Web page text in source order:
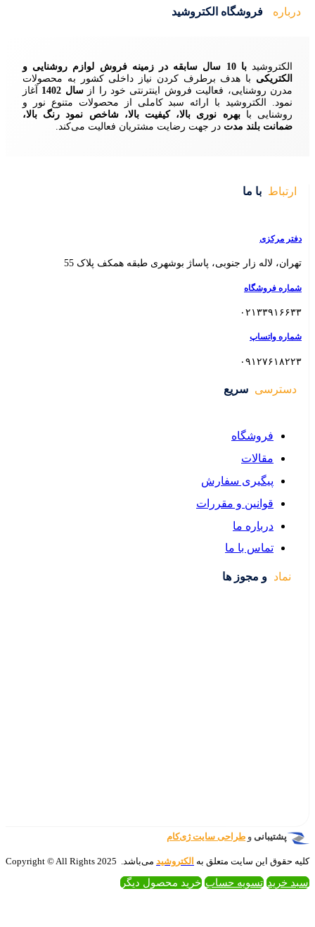
زمینه فروش لوازم روشنایی و
نیاز داخلی کشور به محصولات
اینترنتی خود را ازسال 1402
آغاز
سبد کاملی از محصولات متنوع نور و
کیفیت بالا، شاخص نمود رنگ بالا،
مشتریان فعالیت می‌کند.
بوشهری طبقه همکف پلاک 55
می‌باشد. 2025 Copyright © All Rights
محصول دیگر